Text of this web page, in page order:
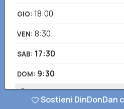
GIO: 18:00
VEN: 8:30
SAB: 17:30
DOM: 9:30
CONFESSIONI
Sostieni DinDonDan